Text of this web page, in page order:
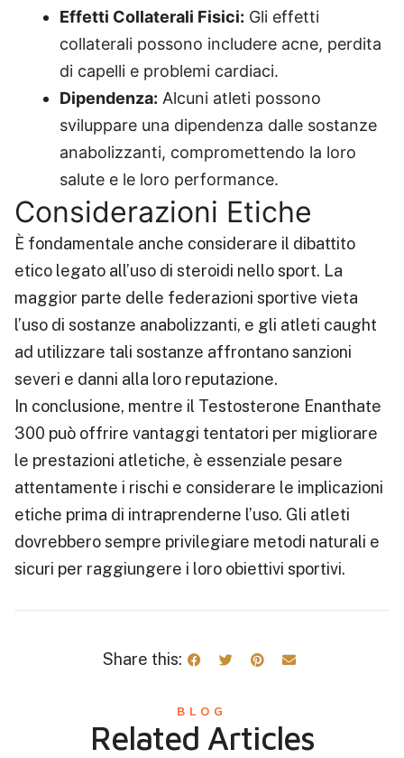
Effetti Collaterali Fisici: Gli effetti
collaterali possono includere acne, perdita
di capelli e problemi cardiaci.
Dipendenza: Alcuni atleti possono
sviluppare una dipendenza dalle sostanze
anabolizzanti, compromettendo la loro
salute e le loro performance.
Considerazioni Etiche
È fondamentale anche considerare il dibattito
etico legato all’uso di steroidi nello sport. La
maggior parte delle federazioni sportive vieta
l’uso di sostanze anabolizzanti, e gli atleti caught
ad utilizzare tali sostanze affrontano sanzioni
severi e danni alla loro reputazione.
In conclusione, mentre il Testosterone Enanthate
300 può offrire vantaggi tentatori per migliorare
le prestazioni atletiche, è essenziale pesare
attentamente i rischi e considerare le implicazioni
etiche prima di intraprenderne l’uso. Gli atleti
dovrebbero sempre privilegiare metodi naturali e
sicuri per raggiungere i loro obiettivi sportivi.
Share this:
BLOG
Related Articles